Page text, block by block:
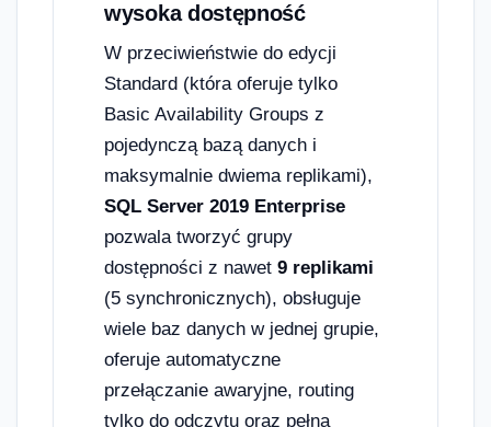
wysoka dostępność
W przeciwieństwie do edycji
Standard (która oferuje tylko
Basic Availability Groups z
pojedynczą bazą danych i
maksymalnie dwiema replikami),
SQL Server 2019 Enterprise
pozwala tworzyć grupy
dostępności z nawet 9 replikami
(5 synchronicznych), obsługuje
wiele baz danych w jednej grupie,
oferuje automatyczne
przełączanie awaryjne, routing
tylko do odczytu oraz pełną